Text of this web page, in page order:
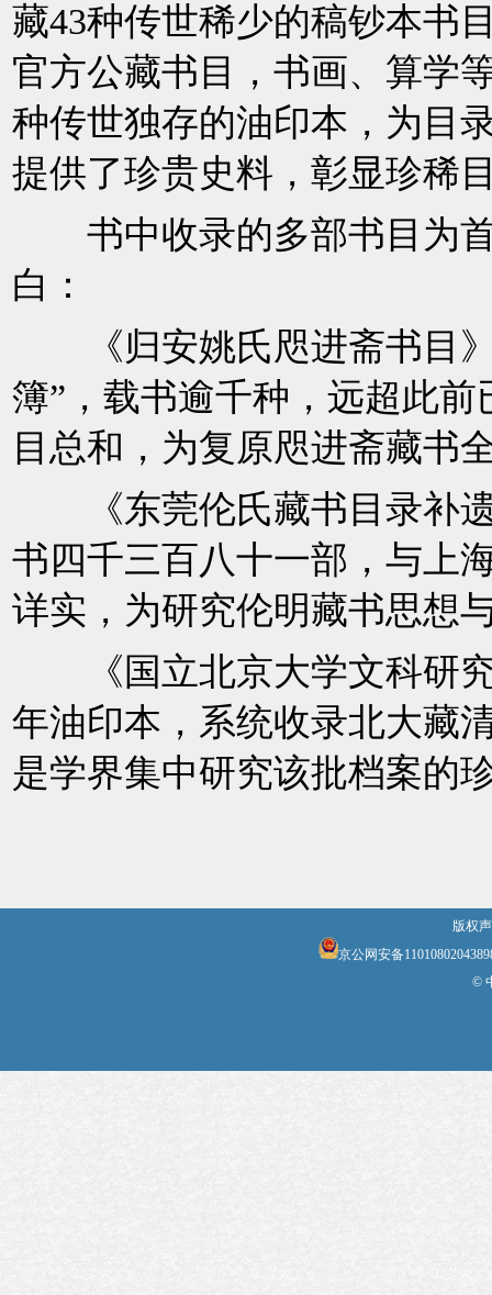
藏43种传世稀少的稿钞本书
官方公藏书目，书画、算学
种传世独存的油印本，为目
提供了珍贵史料，彰显珍稀
书中收录的多部书目为首
白：
《归安姚氏咫进斋书目》
簿”，载书逾千种，远超此
目总和，为复原咫进斋藏书
《东莞伦氏藏书目录补遗
书四千三百八十一部，与上
详实，为研究伦明藏书思想
《国立北京大学文科研究
年油印本，系统收录北大藏
是学界集中研究该批档案的
版权
京公网安备
©